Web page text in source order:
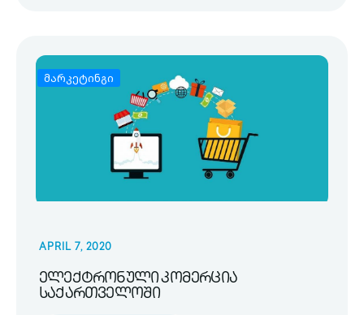
მარკეტინგი
APRIL 7, 2020
ელექტრონული კომერცია
საქართველოში